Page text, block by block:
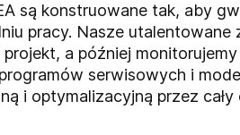
są konstruowane tak, aby
pracy. Nasze
a później
serwisowych i
i optymalizacyjną przez